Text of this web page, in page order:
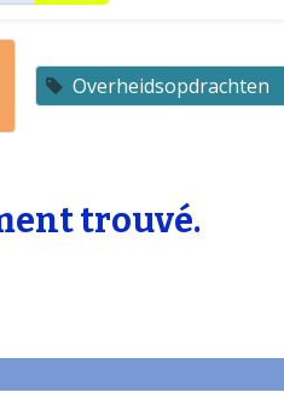
Overheidsopdrachten
trouvé.